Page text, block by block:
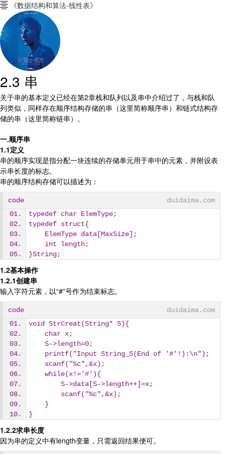
 《数据结构和算法-线性表》
2.3 串
关于串的基本定义已经在第2章栈和队列以及串中介绍过了，与栈和队
列类似，同样存在顺序结构存储的串（这里简称顺序串）和链式结构存
储的串（这里简称链串）。
一.顺序串
1.1定义
串的顺序实现是指分配一块连续的存储单元用于串中的元素，并附设表
示串长度的标志。
串的顺序结构存储可以描述为：
code
duidaima.com
typedef char ElemType;
typedef struct{
    ElemType data[MaxSize];
    int length;
}String;
1.2基本操作
1.2.1创建串
输入字符元素，以“#”号作为结束标志。
code
duidaima.com
void StrCreat(String* S){
    char x;
    S->length=0;
    printf("Input String_S(End of '#'!):\n");
    scanf("%c",&x);
    while(x!='#'){
        S->data[S->length++]=x;
        scanf("%c",&x);
    }
}
1.2.2求串长度
因为串的定义中有length变量，只需返回结果便可。